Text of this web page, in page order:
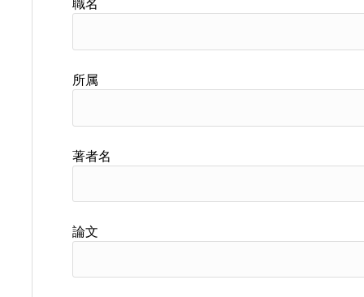
職名
所属
著者名
論文